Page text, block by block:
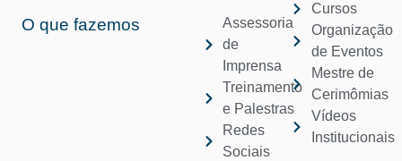
O que fazemos
Assessoria
de
Imprensa
Treinamento
e Palestras
Redes
Sociais
Cursos
Organização
de Eventos
Mestre de
Cerimômias
Vídeos
Institucionais